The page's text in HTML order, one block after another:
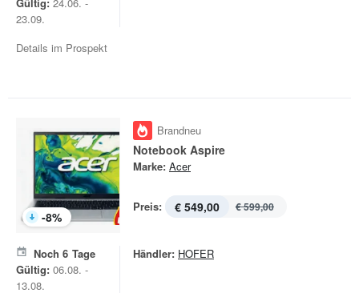
23.09.
Details im Prospekt
-8%
Brandneu
Notebook Aspire
Marke: Acer
Preis: € 549,00 € 599,00
Noch 6 Tage
Gültig: 06.08. -
13.08.
Händler: HOFER